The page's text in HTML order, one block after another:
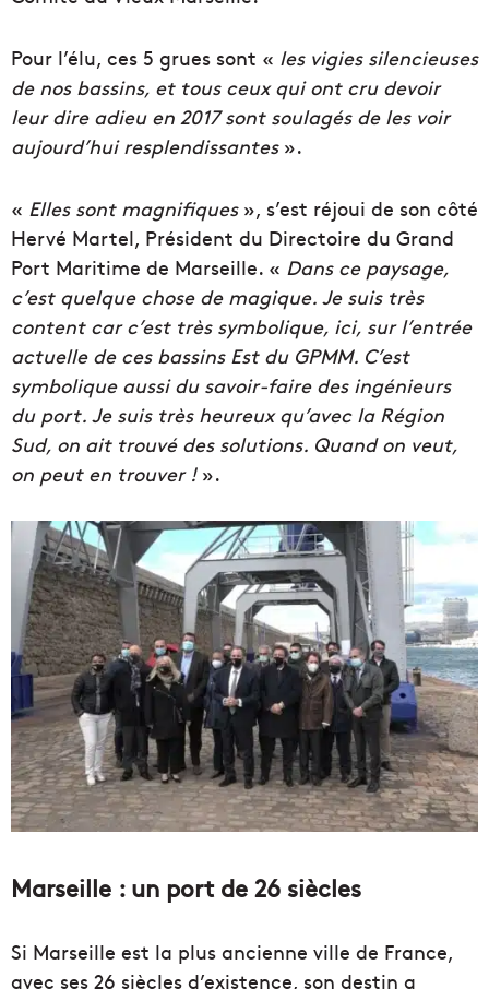
Pour l’élu, ces 5 grues sont « les vigies silencieuses
de nos bassins, et tous ceux qui ont cru devoir
leur dire adieu en 2017 sont soulagés de les voir
aujourd’hui resplendissantes».
« Elles sont magnifiques», s’est réjoui de son côté
Hervé Martel, Président du Directoire du Grand
Port Maritime de Marseille. « Dans ce paysage,
c’est quelque chose de magique. Je suis très
content car c’est très symbolique, ici, sur l’entrée
actuelle de ces bassins Est du GPMM. C’est
symbolique aussi du savoir-faire des ingénieurs
du port. Je suis très heureux qu’avec la Région
Sud, on ait trouvé des solutions. Quand on veut,
on peut en trouver !».
Marseille : un port de 26 siècles
Si Marseille est la plus ancienne ville de France,
avec ses 26 siècles d’existence, son destin a